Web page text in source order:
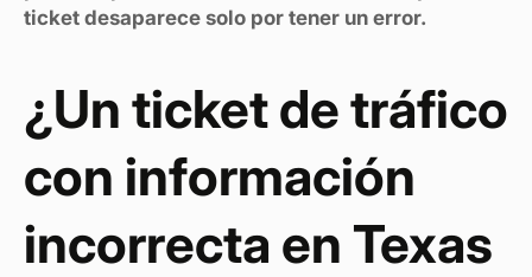
ticket desaparece solo por tener un error.
¿Un ticket de tráfico
con información
incorrecta en Texas